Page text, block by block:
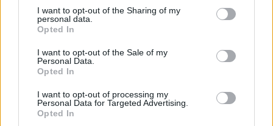
not limited to your visit or usage behaviour. You may click to
grant or deny consent to Google and its third-party tags to
use your data for below specified purposes in below Google
consent section.
I want to opt-out of the Sharing of my
personal data.
Opted In
I want to opt-out of the Sale of my
Personal Data.
Opted In
I want to opt-out of processing my
Personal Data for Targeted Advertising.
Opted In
governo em todo o mundo apóia o uso de LTCs como
Mesmo assim, o Litecoin está entre as criptomoedas mais
do mercado.
valioso do que algunsempresas
convencionaiscomo